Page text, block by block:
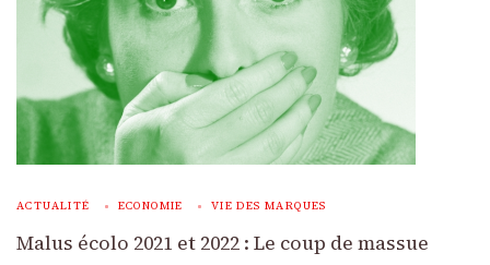
ACTUALITÉ ECONOMIE VIE DES MARQUES
Malus écolo 2021 et 2022 : Le coup de massue